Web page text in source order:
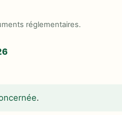
réglementaires.
.